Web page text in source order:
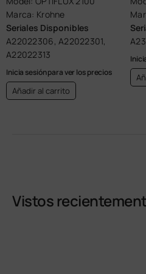
Marca: Krohne
Seriales Disponibles
A22022306, A22022301,
A22022313
Inicia sesión para ver los precios
Añadir al carrito
Vistos